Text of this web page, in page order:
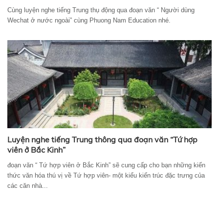
Cùng luyện nghe tiếng Trung thụ động qua đoạn văn “ Người dùng
Wechat ở nước ngoài” cùng Phuong Nam Education nhé.
Luyện nghe tiếng Trung thông qua đoạn văn “Tứ hợp
viên ở Bắc Kinh”
đoạn văn “ Tứ hợp viên ở Bắc Kinh” sẽ cung cấp cho bạn những kiến
thức văn hóa thú vị về Tứ hợp viên- một kiểu kiến trúc đặc trưng của
các căn nhà...